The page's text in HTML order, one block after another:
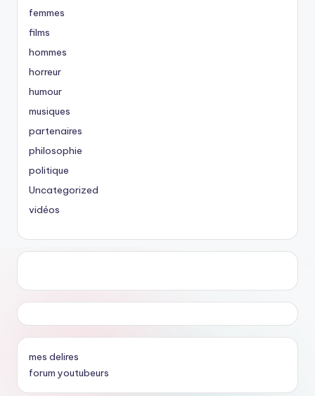
femmes
films
hommes
horreur
humour
musiques
partenaires
philosophie
politique
Uncategorized
vidéos
mes delires
forum youtubeurs